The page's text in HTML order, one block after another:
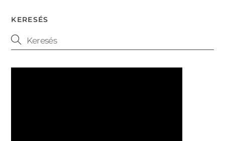
KERESÉS